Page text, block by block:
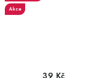
Akce